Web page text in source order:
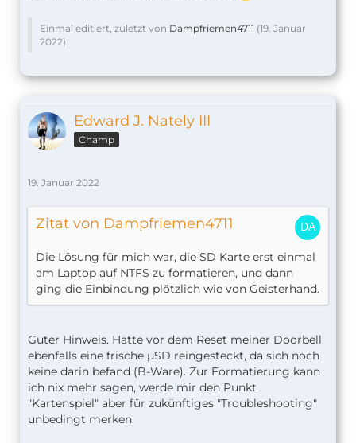
Einmal editiert, zuletzt von Dampfriemen4711 (19. Januar
2022)
Edward J. Nately III
Champ
19. Januar 2022
Zitat von Dampfriemen4711
Die Lösung für mich war, die SD Karte erst einmal
am Laptop auf NTFS zu formatieren, und dann
ging die Einbindung plötzlich wie von Geisterhand.
Guter Hinweis. Hatte vor dem Reset meiner Doorbell
ebenfalls eine frische µSD reingesteckt, da sich noch
keine darin befand (B-Ware). Zur Formatierung kann
ich nix mehr sagen, werde mir den Punkt
"Kartenspiel" aber für zukünftiges "Troubleshooting"
unbedingt merken.